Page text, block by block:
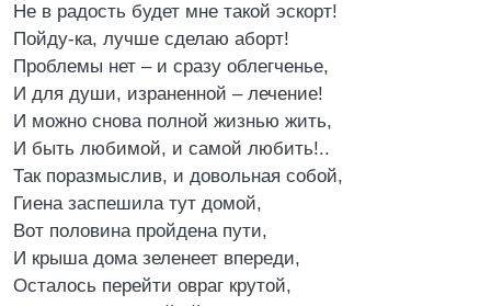
Не в радость будет мне такой эскорт!
Пойду-ка, лучше сделаю аборт!
Проблемы нет – и сразу облегченье,
И для души, израненной – лечение!
И можно снова полной жизнью жить,
И быть любимой, и самой любить!..
Так поразмыслив, и довольная собой,
Гиена заспешила тут домой,
Вот половина пройдена пути,
И крыша дома зеленеет впереди,
Осталось перейти овраг крутой,